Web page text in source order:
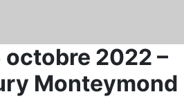
octobre 2022 –
Monteymond